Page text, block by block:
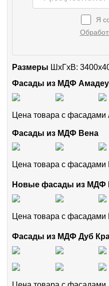
Я
Размеры ШxГхВ:
Фасады из МДФ
Цена товара с фасадами
Фасады из МДФ Вена
Цена товара с фасадами
Новые фасады из
Цена товара с
Фасады из МДФ Дуб